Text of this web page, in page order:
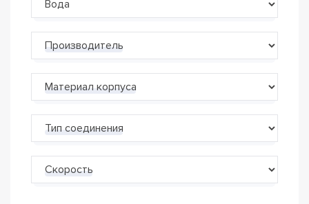
Производитель
Материал корпуса
Тип соединения
Скорость